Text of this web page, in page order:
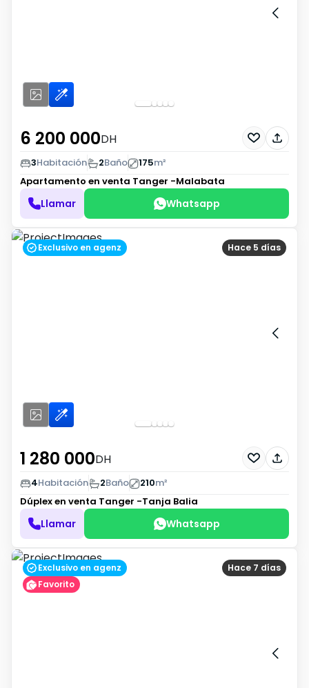
6 200 000DH
3Habitación 2Baño 175m²
Apartamento en venta Tanger -Malabata
Llamar Whatsapp
Hace 5 días
Exclusivo en agenz
1 280 000DH
4Habitación 2Baño 210m²
Dúplex en venta Tanger -Tanja Balia
Llamar Whatsapp
Hace 7 días
Exclusivo en agenz
Favorito